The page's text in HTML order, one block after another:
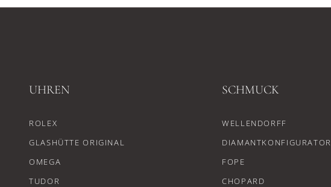
UHREN
ROLEX
GLASHÜTTE ORIGINAL
OMEGA
TUDOR
SCHMUCK
WELLENDORFF
DIAMANTKONFIGURATOR
FOPE
CHOPARD